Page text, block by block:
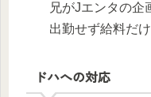
兄がJエンタの企
出勤せず給料だ
ドハへの対応